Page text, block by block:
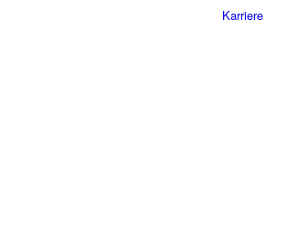
Karriere